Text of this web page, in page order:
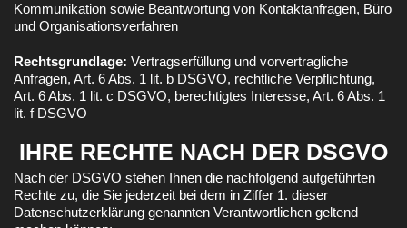
Kommunikation sowie Beantwortung von Kontaktanfragen, Büro
und Organisationsverfahren
Rechtsgrundlage: Vertragserfüllung und vorvertragliche
Anfragen, Art. 6 Abs. 1 lit. b DSGVO, rechtliche Verpflichtung,
Art. 6 Abs. 1 lit. c DSGVO, berechtigtes Interesse, Art. 6 Abs. 1
lit. f DSGVO
IHRE RECHTE NACH DER DSGVO
Nach der DSGVO stehen Ihnen die nachfolgend aufgeführten
Rechte zu, die Sie jederzeit bei dem in Ziffer 1. dieser
Datenschutzerklärung genannten Verantwortlichen geltend